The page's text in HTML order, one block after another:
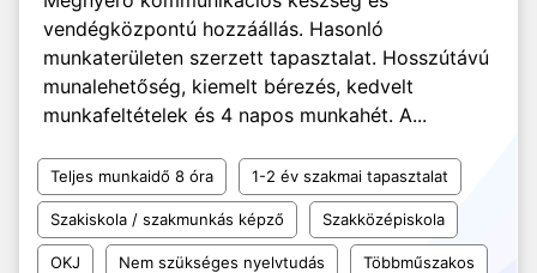
vendégközpontú hozzáállás. Hasonló
munkaterületen szerzett tapasztalat. Hosszútávú
munalehetőség, kiemelt bérezés, kedvelt
munkafeltételek és 4 napos munkahét. A...
Teljes munkaidő 8 óra 1-2 év szakmai tapasztalat
Szakiskola / szakmunkás képző Szakközépiskola
OKJ Nem szükséges nyelvtudás Többműszakos